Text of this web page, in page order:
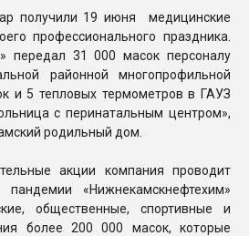
получили 19 июня медицинские
профессионального праздника.
передал 31 000 масок персоналу
районной многопрофильной
и 5 тепловых термометров в ГАУЗ
с перинатальным центром»,
родильный дом.
акции компания проводит
«Нижнекамскнефтехим»
общественные, спортивные и
более 200 000 масок, которые